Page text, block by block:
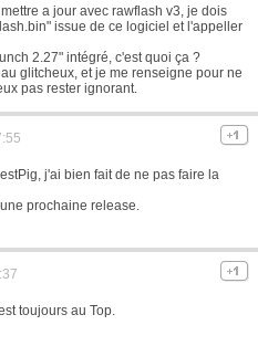
a jour avec rawflash v3, je dois
issue de ce logiciel et l'appeller
2.27" intégré, c'est quoi ça ?
glitcheux, et je me renseigne pour ne
pas rester ignorant.
j'ai bien fait de ne pas faire la
prochaine release.
toujours au Top.